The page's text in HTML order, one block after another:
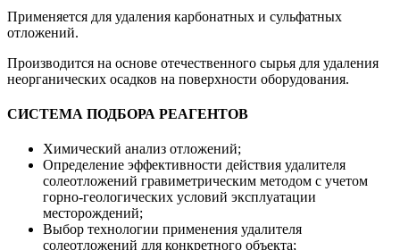
Применяется для удаления карбонатных и сульфатных
отложений.
Производится на основе отечественного сырья для удаления
неорганических осадков на поверхности оборудования.
СИСТЕМА ПОДБОРА РЕАГЕНТОВ
Химический анализ отложений;
Определение эффективности действия удалителя
солеотложений гравиметрическим методом с учетом
горно-геологических условий эксплуатации
месторождений;
Выбор технологии применения удалителя
солеотложений для конкретного объекта;